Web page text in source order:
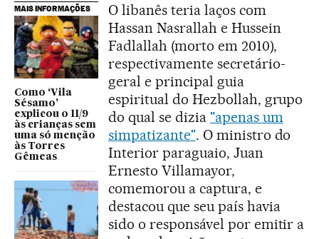
MAIS INFORMAÇÕES
Como ‘Vila
Sésamo’
explicou o 11/9
às crianças sem
uma só menção
às Torres
Gêmeas
O libanês teria laços com
Hassan Nasrallah e Hussein
Fadlallah (morto em 2010),
respectivamente secretário-
geral e principal guia
espiritual do Hezbollah, grupo
do qual se dizia "apenas um
simpatizante". O ministro do
Interior paraguaio, Juan
Ernesto Villamayor,
comemorou a captura, e
destacou que seu país havia
sido o responsável por emitir a